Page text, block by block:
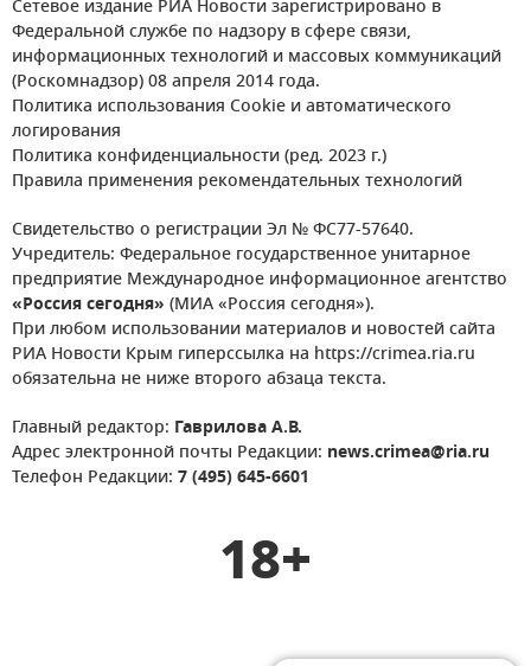
Сетевое издание РИА Новости зарегистрировано в
Федеральной службе по надзору в сфере связи,
информационных технологий и массовых коммуникаций
(Роскомнадзор) 08 апреля 2014 года.
Политика использования Cookie и автоматического
логирования
Политика конфиденциальности (ред. 2023 г.)
Правила применения рекомендательных технологий
Свидетельство о регистрации Эл № ФС77-57640.
Учредитель: Федеральное государственное унитарное
предприятие Международное информационное агентство
«Россия сегодня» (МИА «Россия сегодня»).
При любом использовании материалов и новостей сайта
РИА Новости Крым гиперссылка на https://crimea.ria.ru
обязательна не ниже второго абзаца текста.
Главный редактор: Гаврилова А.В.
Адрес электронной почты Редакции: news.crimea@ria.ru
Телефон Редакции: 7 (495) 645-6601
18+